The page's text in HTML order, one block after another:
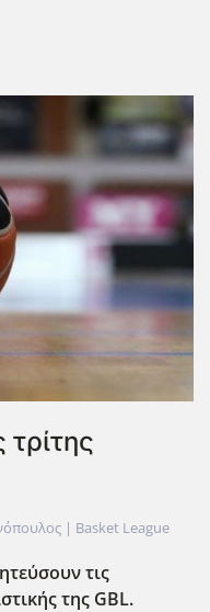
τρίτης
| Basket League
τις
της GBL.